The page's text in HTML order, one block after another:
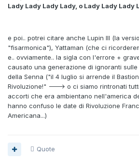
Lady Lady Lady Lady, o Lady Lady Lady
e poi.. potrei citare anche Lupin III (la
"fisarmonica"), Yattaman (che ci
e.. ovviamente.. la sigla con l'errore +
causato una generazione di ignoranti
della Senna ("il 4 luglio si arrende il
Rivoluzione!" ---> o ci siamo rintronati
accorti che era ambientano nell'america
hanno confuso le date di Rivoluzione
Americana...)
Quote